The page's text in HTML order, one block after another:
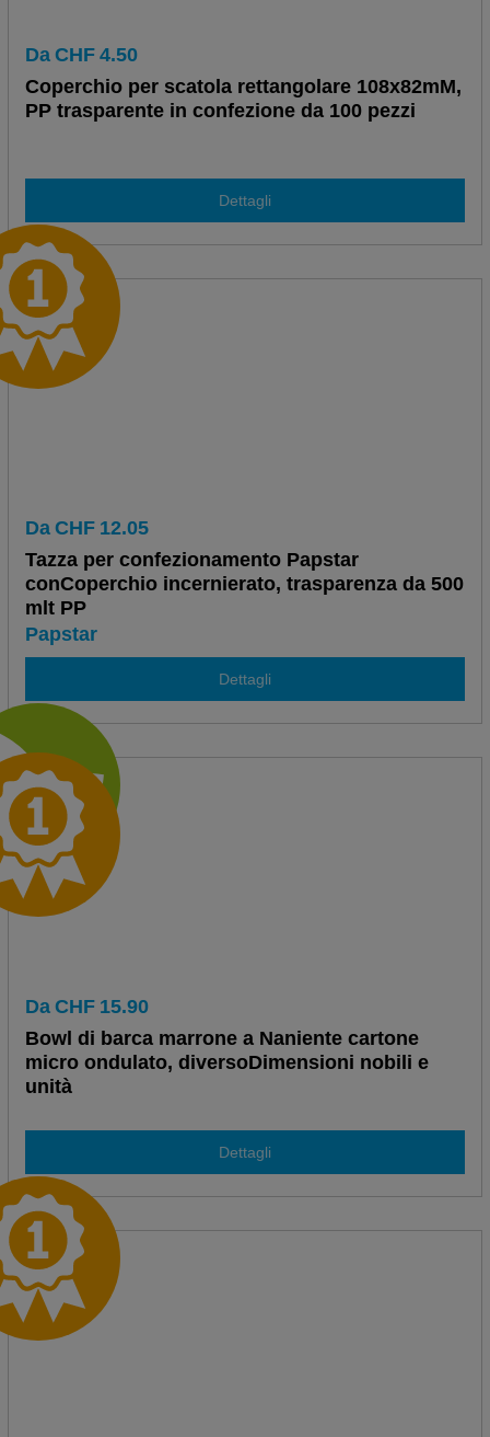
Da CHF 4.50
Coperchio per scatola rettangolare 108x82mM,
PP trasparente in confezione da 100 pezzi
Dettagli
Da CHF 12.05
Tazza per confezionamento Papstar
conCoperchio incernierato, trasparenza da 500
mlt PP
Papstar
Dettagli
Da CHF 15.90
Bowl di barca marrone a Naniente cartone
micro ondulato, diversoDimensioni nobili e
unità
Dettagli